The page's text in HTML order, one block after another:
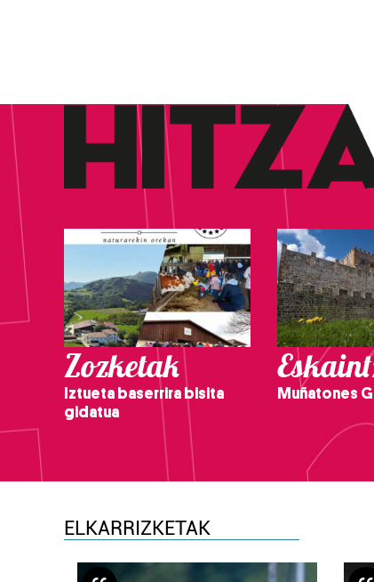
Zozketak
Iztueta baserrira bisita
gidatua
Muñatones
ELKARRIZKETAK